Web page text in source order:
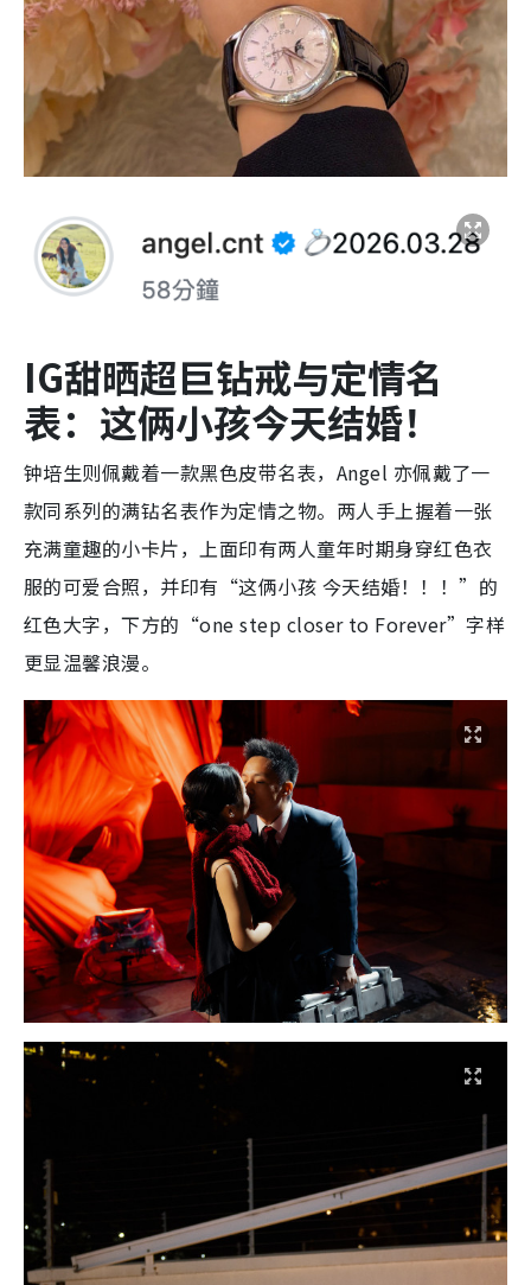
IG甜晒超巨钻戒与定情名
表：这俩小孩今天结婚！
钟培生则佩戴着一款黑色皮带名表，Angel 亦佩戴了一
款同系列的满钻名表作为定情之物。两人手上握着一张
充满童趣的小卡片，上面印有两人童年时期身穿红色衣
服的可爱合照，并印有“这俩小孩 今天结婚！！！”的
红色大字，下方的“one step closer to Forever”字样
更显温馨浪漫。